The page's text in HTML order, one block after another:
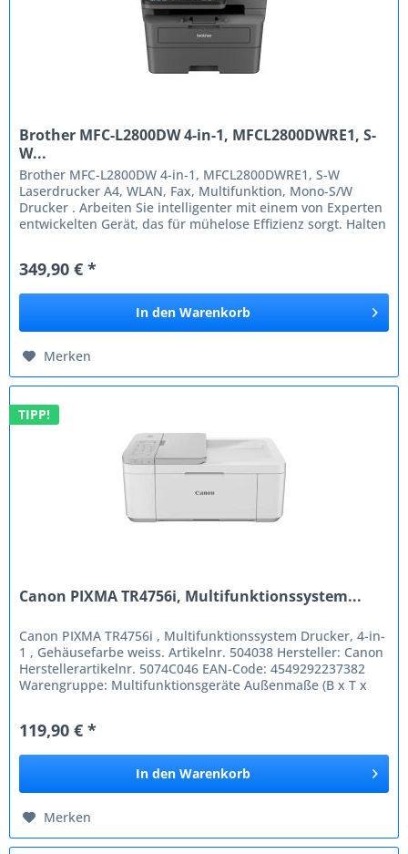
Brother MFC-L2800DW 4-in-1, MFCL2800DWRE1, S-
W...
Brother MFC-L2800DW 4-in-1, MFCL2800DWRE1, S-W
Laserdrucker A4, WLAN, Fax, Multifunktion, Mono-S/W
Drucker . Arbeiten Sie intelligenter mit einem von Experten
entwickelten Gerät, das für mühelose Effizienz sorgt. Halten
349,90 € *
In den Warenkorb
Merken
TIPP!
Canon PIXMA TR4756i, Multifunktionssystem...
Canon PIXMA TR4756i , Multifunktionssystem Drucker, 4-in-
1 , Gehäusefarbe weiss. Artikelnr. 504038 Hersteller: Canon
Herstellerartikelnr. 5074C046 EAN-Code: 4549292237382
Warengruppe: Multifunktionsgeräte Außenmaße (B x T x
119,90 € *
In den Warenkorb
Merken